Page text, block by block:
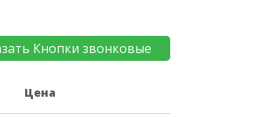
Кнопки звонковые
Цена